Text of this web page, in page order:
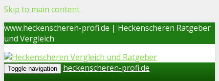
Skip to main content
www.heckenscheren-profi.de | Heckenscheren Ratgeber
und Vergleich
Toggle navigation
heckenscheren-profi.de